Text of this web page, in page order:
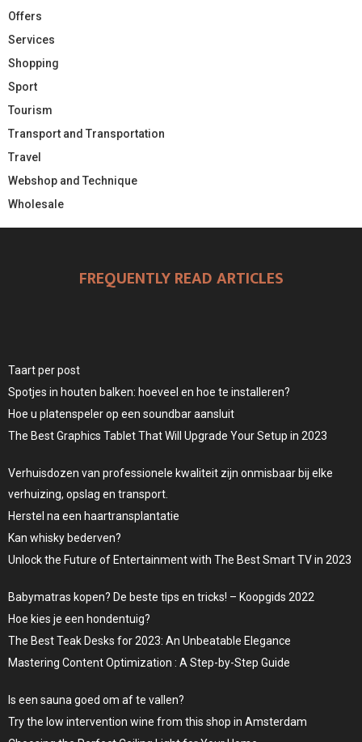
Offers
Services
Shopping
Sport
Tourism
Transport and Transportation
Travel
Webshop and Technique
Wholesale
FREQUENTLY READ ARTICLES
Taart per post
Spotjes in houten balken: hoeveel en hoe te installeren?
Hoe u platenspeler op een soundbar aansluit
The Best Graphics Tablet That Will Upgrade Your Setup in 2023
Verhuisdozen van professionele kwaliteit zijn onmisbaar bij elke
verhuizing, opslag en transport.
Herstel na een haartransplantatie
Kan whisky bederven?
Unlock the Future of Entertainment with The Best Smart TV in 2023
Babymatras kopen? De beste tips en tricks! – Koopgids 2022
Hoe kies je een hondentuig?
The Best Teak Desks for 2023: An Unbeatable Elegance
Mastering Content Optimization : A Step-by-Step Guide
Is een sauna goed om af te vallen?
Try the low intervention wine from this shop in Amsterdam